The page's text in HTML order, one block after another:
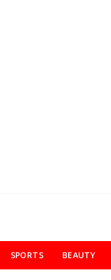
SPORTS BEAUTY